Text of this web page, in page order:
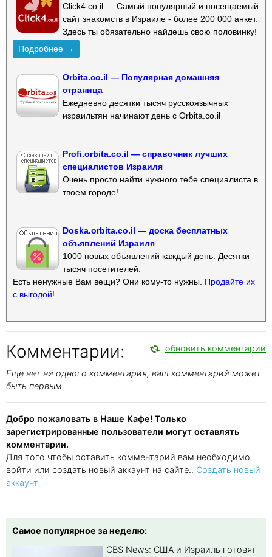
Click4.co.il — Самый популярный и посещаемый
сайт знакомств в Израиле - более 200 000 анкет.
Здесь ты обязательно найдешь свою половинку!
Подробнее →
Orbita.co.il — Популярная домашняя
страница
Ежедневно десятки тысяч русскоязычных
израильтян начинают день с Orbita.co.il
Profi.orbita.co.il — справочник лучших
специалистов Израиля
Очень просто найти нужного тебе специалиста в
твоем городе!
Doska.orbita.co.il — доска бесплатных
объявлений Израиля
1000 новых объявлений каждый день. Десятки
тысяч посетителей.
Есть ненужные Вам вещи? Они кому-то нужны. Продайте их
с выгодой!
Комментарии: обновить комментарии
Еще нет ни одного комментария, ваш комментарий может
быть первым
Добро пожаловать в Наше Кафе! Только
зарегистрированные пользователи могут оставлять
комментарии.
Для того чтобы оставить комментарий вам необходимо
войти или создать новый аккаунт на сайте.. Создать новый
аккаунт
Самое популярное за неделю:
CBS News: США и Израиль готовят